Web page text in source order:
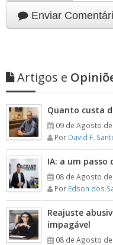
Enviar
Artigos e
Quanto custa
09 de Agosto
Por David F.
IA: a um passo
08 de Agosto
Por Edson dos
Reajuste
impagável
08 de Agosto